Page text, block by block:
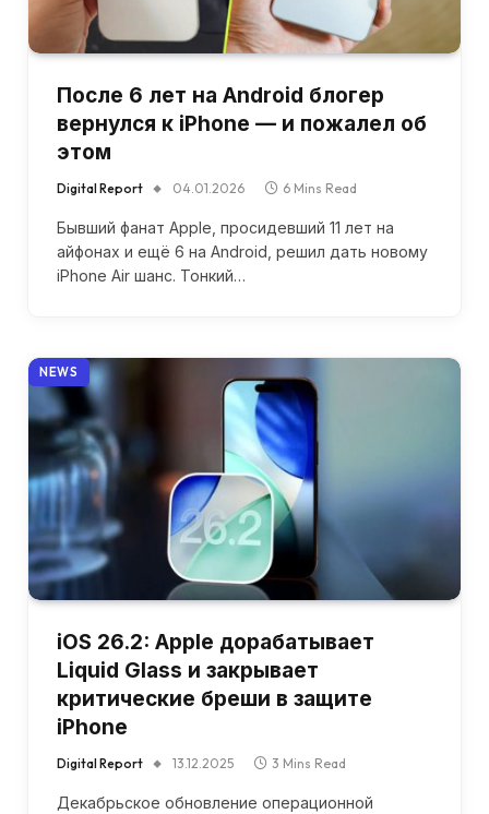
После 6 лет на Android блогер
вернулся к iPhone — и пожалел об
этом
Digital Report 04.01.2026 6 Mins Read
Бывший фанат Apple, просидевший 11 лет на
айфонах и ещё 6 на Android, решил дать новому
iPhone Air шанс. Тонкий…
NEWS
iOS 26.2: Apple дорабатывает
Liquid Glass и закрывает
критические бреши в защите
iPhone
Digital Report 13.12.2025 3 Mins Read
Декабрьское обновление операционной